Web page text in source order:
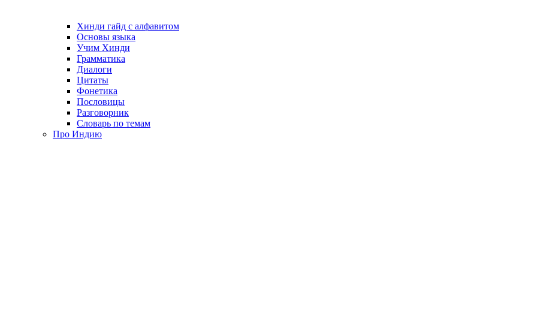
Хинди гайд с алфавитом
Основы языка
Учим Хинди
Грамматика
Диалоги
Цитаты
Фонетика
Пословицы
Разговорник
Словарь по темам
Про Индию